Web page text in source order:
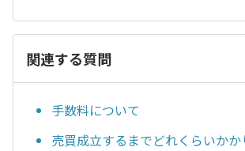
関連する質問
手数料について
売買成立するまでどれくらいかか